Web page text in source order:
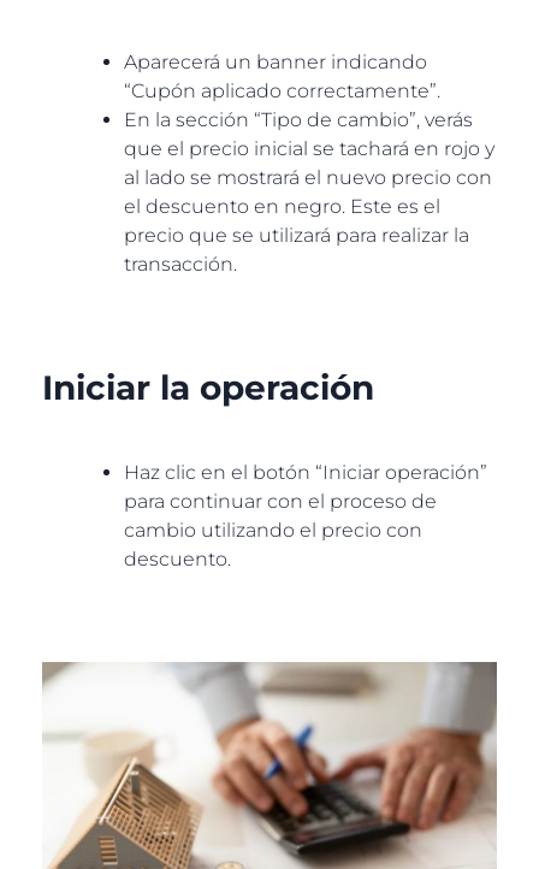
Aparecerá un banner indicando
“Cupón aplicado correctamente”.
En la sección “Tipo de cambio”, verás
que el precio inicial se tachará en rojo y
al lado se mostrará el nuevo precio con
el descuento en negro. Este es el
precio que se utilizará para realizar la
transacción.
Iniciar la operación
Haz clic en el botón “Iniciar operación”
para continuar con el proceso de
cambio utilizando el precio con
descuento.